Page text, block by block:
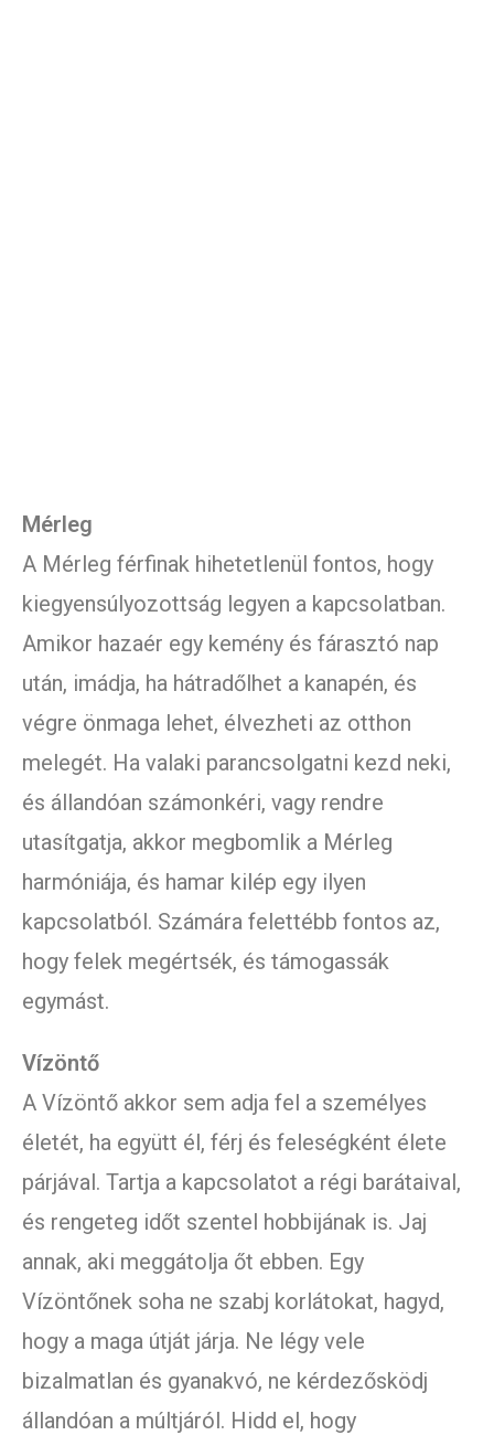
Mérleg
A Mérleg férfinak hihetetlenül fontos, hogy
kiegyensúlyozottság legyen a kapcsolatban.
Amikor hazaér egy kemény és fárasztó nap
után, imádja, ha hátradőlhet a kanapén, és
végre önmaga lehet, élvezheti az otthon
melegét. Ha valaki parancsolgatni kezd neki,
és állandóan számonkéri, vagy rendre
utasítgatja, akkor megbomlik a Mérleg
harmóniája, és hamar kilép egy ilyen
kapcsolatból. Számára felettébb fontos az,
hogy felek megértsék, és támogassák
egymást.
Vízöntő
A Vízöntő akkor sem adja fel a személyes
életét, ha együtt él, férj és feleségként élete
párjával. Tartja a kapcsolatot a régi barátaival,
és rengeteg időt szentel hobbijának is. Jaj
annak, aki meggátolja őt ebben. Egy
Vízöntőnek soha ne szabj korlátokat, hagyd,
hogy a maga útját járja. Ne légy vele
bizalmatlan és gyanakvó, ne kérdezősködj
állandóan a múltjáról. Hidd el, hogy